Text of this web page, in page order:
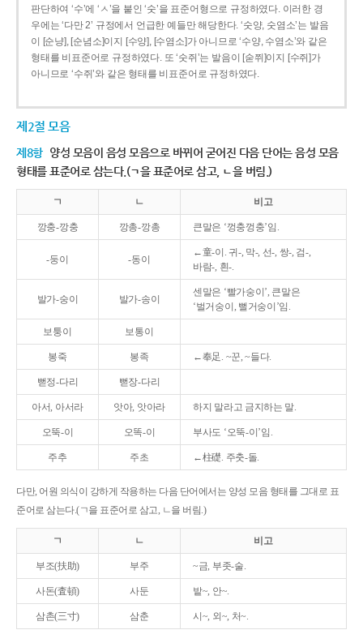
판단하여 ‘수’에 ‘ㅅ’을 붙인 ‘숫’을 표준어형으로 규정하였다. 이러한 경
우에는 ‘다만 2’ 규정에서 언급한 예들만 해당한다. ‘숫양, 숫염소’는 발음
이 [순냥], [순념소]이지 [수양], [수염소]가 아니므로 ‘수양, 수염소’와 같은
형태를 비표준어로 규정하였다. 또 ‘숫쥐’는 발음이 [숟쮜]이지 [수쥐]가
아니므로 ‘수쥐’와 같은 형태를 비표준어로 규정하였다.
제2절 모음
제8항 양성 모음이 음성 모음으로 바뀌어 굳어진 다음 단어는 음성 모음
형태를 표준어로 삼는다.(ㄱ을 표준어로 삼고, ㄴ을 버림.)
ㄱ ㄴ 비고
깡충-깡충 깡총-깡총 큰말은 ‘껑충껑충’임.
-둥이 -동이
←童-이. 귀-, 막-, 선-, 쌍-, 검-,
바람-, 흰-.
발가-숭이 발가-송이
센말은 ‘빨가숭이’, 큰말은
‘벌거숭이, 뻘거숭이’임.
보퉁이 보통이
봉죽 봉족 ←奉足. ~꾼, ~들다.
뻗정-다리 뻗장-다리
아서, 아서라 앗아, 앗아라 하지 말라고 금지하는 말.
오뚝-이 오똑-이 부사도 ‘오뚝-이’임.
주추 주초 ←柱礎. 주춧-돌.
다만, 어원 의식이 강하게 작용하는 다음 단어에서는 양성 모음 형태를 그대로 표
준어로 삼는다.(ㄱ을 표준어로 삼고, ㄴ을 버림.)
ㄱ ㄴ 비고
부조(扶助) 부주 ~금, 부좃-술.
사돈(査頓) 사둔 밭~, 안~.
삼촌(三寸) 삼춘 시~, 외~, 처~.